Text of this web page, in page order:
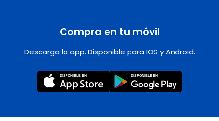
Compra en tu móvil
Descarga la app. Disponible para IOS y Android.